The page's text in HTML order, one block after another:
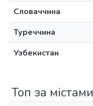
Словаччина
Туреччина
Узбекистан
Топ за містами